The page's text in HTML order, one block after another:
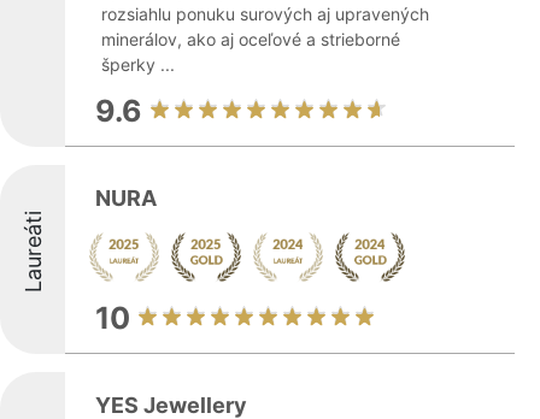
rozsiahlu ponuku surových aj upravených
minerálov, ako aj oceľové a strieborné
šperky ...
9.6
Laureáti
NURA
10
YES Jewellery